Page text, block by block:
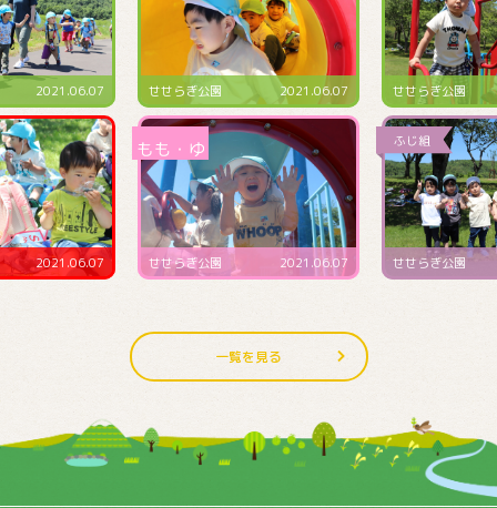
2021.06.07
2021.06.07
せせらぎ公園 2021.06.07
せせらぎ公園 2021.06.07
預かり保育にて
4･5･6月生まれ誕
一覧を見る